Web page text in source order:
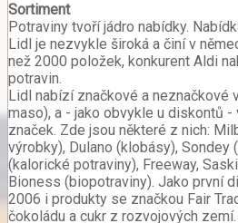
Sortiment
Potraviny tvoří jádro nabídky.
Lidl je nezvykle široká a činí v
než 2000 položek, konkurent Aldi
potravin.
Lidl nabízí značkové a neznačkové
maso), a - jako obvykle u diskontů
značek. Zde jsou některé z nich:
výrobky), Dulano (klobásy), Sondey
(kalorické potraviny), Freeway,
Bioness (biopotraviny). Jako první
2006 i produkty se značkou Fair
čokoládu a cukr z rozvojových